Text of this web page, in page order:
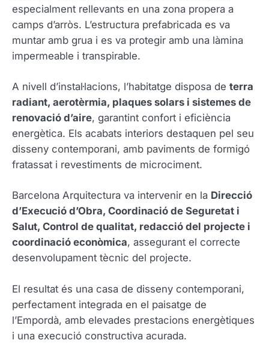
especialment rellevants en una zona propera a
camps d’arròs. L’estructura prefabricada es va
muntar amb grua i es va protegir amb una làmina
impermeable i transpirable.
A nivell d’instal·lacions, l’habitatge disposa de terra
radiant, aerotèrmia, plaques solars i sistemes de
renovació d’aire, garantint confort i eficiència
energètica. Els acabats interiors destaquen pel seu
disseny contemporani, amb paviments de formigó
fratassat i revestiments de microciment.
Barcelona Arquitectura va intervenir en la Direcció
d’Execució d’Obra, Coordinació de Seguretat i
Salut, Control de qualitat, redacció del projecte i
coordinació econòmica, assegurant el correcte
desenvolupament tècnic del projecte.
El resultat és una casa de disseny contemporani,
perfectament integrada en el paisatge de
l’Empordà, amb elevades prestacions energètiques
i una execució constructiva acurada.